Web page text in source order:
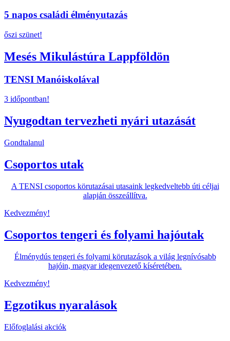
5 napos családi élményutazás
őszi szünet!
Mesés Mikulástúra Lappföldön
TENSI Manóiskolával
3 időpontban!
Nyugodtan tervezheti nyári utazását
Gondtalanul
Csoportos utak
A TENSI csoportos körutazásai utasaink legkedveltebb úti céljai
alapján összeállítva.
Kedvezmény!
Csoportos tengeri és folyami hajóutak
Élménydús tengeri és folyami körutazások a világ legnívósabb
hajóin, magyar idegenvezető kíséretében.
Kedvezmény!
Egzotikus nyaralások
Előfoglalási akciók